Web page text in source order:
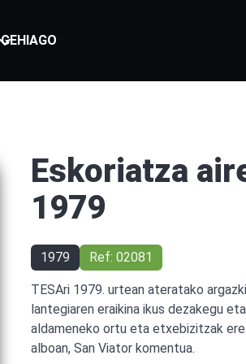
GEHIAGO
Eskoriatza
1979
1979 Ref: 02081
TESAri 1979. urtean ateratako
lantegiaren eraikina ikus dezakegu
aldameneko ortu eta etxebizitzak
alboan, San Viator komentua.